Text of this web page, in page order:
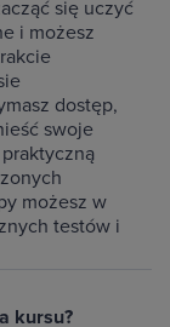
się uczyć
i możesz
dostęp,
swoje
możesz w
testów i
kursu?